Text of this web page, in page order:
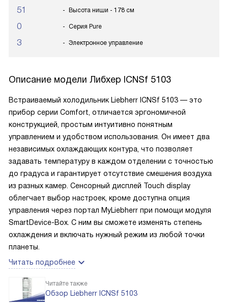
51 Высота ниши - 178 см
0 Серия Pure
3 Электронное управление
Описание модели Либхер ICNSf 5103
Встраиваемый холодильник Liebherr ICNSf 5103 — это
прибор серии Comfort, отличается эргономичной
конструкцией, простым интуитивно понятным
управлением и удобством использования. Он имеет два
независимых охлаждающих контура, что позволяет
задавать температуру в каждом отделении с точностью
до градуса и гарантирует отсутствие смешения воздуха
из разных камер. Сенсорный дисплей Touch display
облегчает выбор настроек, кроме доступна опция
управления через портал MyLiebherr при помощи модуля
SmartDevice-Box. С ним вы сможете изменять степень
охлаждения и включать нужный режим из любой точки
планеты.
Читать подробнее
Читайте также
Обзор Liebherr ICNSf 5103